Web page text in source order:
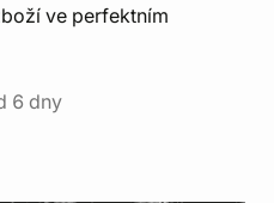
ve perfektním
6 dny